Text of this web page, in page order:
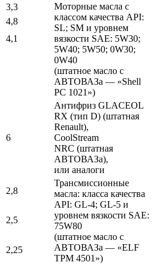
3,3
Моторные масла с
классом качества API:
SL; SM и уровнем
вязкости SAE: 5W30;
5W40; 5W50; 0W30;
0W40
(штатное масло с
АВТОВАЗа — «Shell
PC 1021»)
4,8
4,1
6
Антифриз GLACEOL
RX (тип D) (штатная
Renault),
CoolStream
NRC (штатная
АВТОВАЗа),
или аналоги
2,8
Трансмиссионные
масла: класса качества
API: GL-4; GL-5 и
уровнем вязкости SAE:
75W80
(штатное масло с
АВТОВАЗа — «ELF
TPM 4501»)
2,5
2,25